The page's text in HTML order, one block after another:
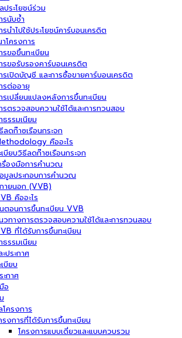
ประโยชน์ร่วม
รนับซ้ำ
รนำไปใช้ประโยชน์คาร์บอนเครดิต
โครงการ
รขอขึ้นทะเบียน
รขอรับรองคาร์บอนเครดิต
รเปิดบัญชี และการซื้อขายคาร์บอนเครดิต
รต่ออายุ
รเปลี่ยนแปลงหลังการขึ้นทะเบียน
รตรวจสอบความใช้ได้และการทวนสอบ
ธรรมเนียม
ลดก๊าซเรือนกระจก
คืออะไร
เบียบวิธีลดก๊าซเรือนกระจก
รื่องมือการคำนวณ
มูลประกอบการคำนวณ
ายนอก (VVB)
คืออะไร
ตอนการขึ้นทะเบียน VVB
วทางการตรวจสอบความใช้ได้และการทวนสอบ
ที่ได้รับการขึ้นทะเบียน
ธรรมเนียม
ประกาศ
เบียบ
ะกาศ
อ
ครงการ
รงการที่ได้รับการขึ้นทะเบียน
โครงการแบบเดี่ยวและแบบควบรวม